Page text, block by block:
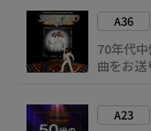
A36
70年代
曲をお送
A23